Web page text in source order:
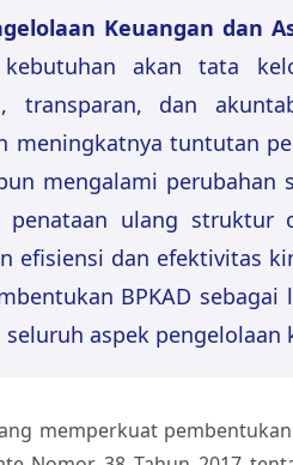
Keuangan dan
akan tata
transparan, dan
meningkatnya tuntutan
mengalami perubahan
penataan ulang struktur
efisiensi dan efektivitas
BPKAD
aspek pengelolaan
memperkuat